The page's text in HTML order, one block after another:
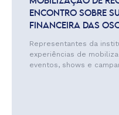
ENCONTRO SOBRE
FINANCEIRA DAS
Representantes da
experiências de
eventos, shows e